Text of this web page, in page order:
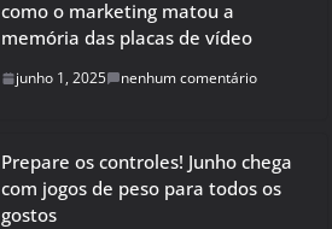
como o marketing matou a
memória das placas de vídeo
junho 1, 2025 nenhum comentário
Prepare os controles! Junho chega
com jogos de peso para todos os
gostos